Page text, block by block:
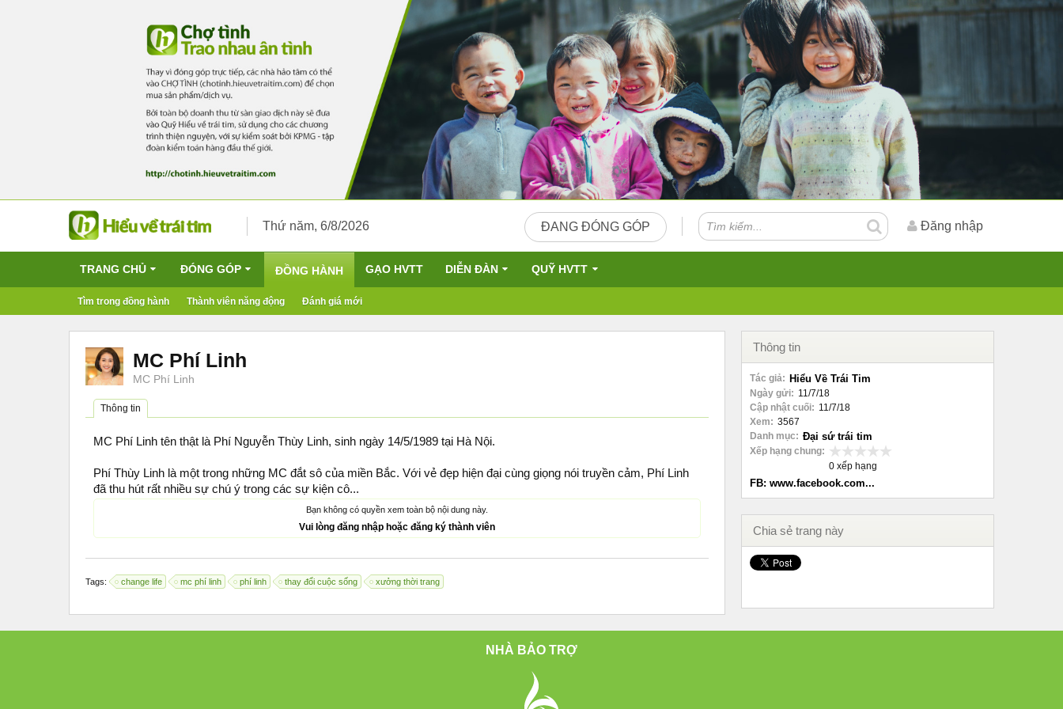
Thứ năm, 6/8/2026 ĐANG ĐÓNG GÓP Đăng nhập
TRANG CHỦ ĐÓNG GÓP ĐỒNG HÀNH
Tìm trong đồng hành Thành viên năng động Đánh giá mới
GẠO HVTT DIỄN ĐÀN QUỸ HVTT
MC Phí Linh
MC Phí Linh
Thông tin
MC Phí Linh tên thật là Phí Nguyễn Thùy Linh, sinh ngày 14/5/1989 tại Hà Nội.
Phí Thùy Linh là một trong những MC đắt sô của miền Bắc. Với vẻ đẹp hiện đại cùng giọng nói truyền cảm, Phí Linh
đã thu hút rất nhiều sự chú ý trong các sự kiện cô...
Bạn không có quyền xem toàn bộ nội dung này.
Vui lòng đăng nhập hoặc đăng ký thành viên
Tags: change life mc phí linh phí linh thay đổi cuộc sống xưởng thời trang
Thông tin
Tác giả: Hiểu Về Trái Tim
Ngày gửi: 11/7/18
Cập nhật cuối: 11/7/18
Xem: 3567
Danh mục: Đại sứ trái tim
Xếp hạng chung:
0 xếp hạng
FB: www.facebook.com...
Chia sẻ trang này
NHÀ BẢO TRỢ